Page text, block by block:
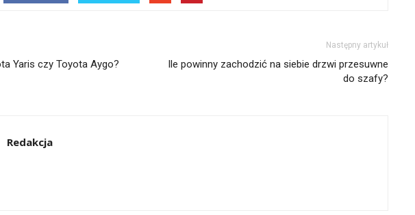
Yaris czy Toyota Aygo?
Następny artykuł
Ile powinny zachodzić na siebie drzwi przesuwne
do szafy?
Redakcja